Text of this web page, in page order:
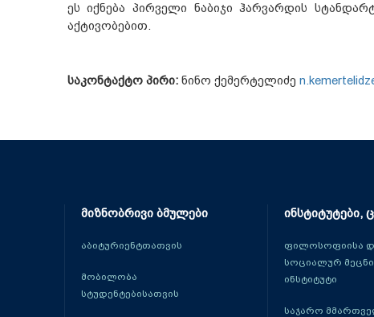
ეს იქნება პირველი ნაბიჯი ჰარვარდის
აქტივობებით.
საკონტაქტო პირი:ნინო ქემერტელიძე
მიზნობრივი ბმულები
აბიტურიენტთათვის
მობილობა
სტუდენტებისათვის
ინსტიტუტები,
ფილოსოფიისა
სოციალურ
ინსტიტუტი
საჯარო